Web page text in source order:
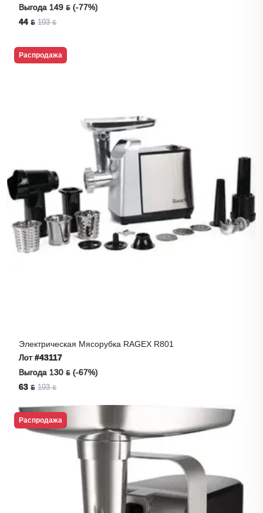
Выгода 149 ƃ (-77%)
44 ƃ 193 ƃ
Распродажа
Электрическая Мясорубка RAGEX R801
Лот#43117
Выгода 130 ƃ (-67%)
63 ƃ 193 ƃ
Распродажа